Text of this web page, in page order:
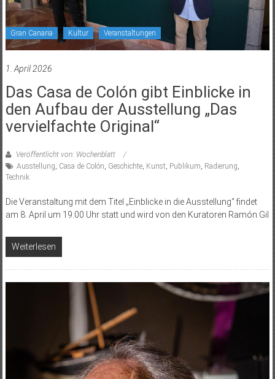
Gran Canaria Kultur Veranstaltungen
1. April 2026
Das Casa de Colón gibt Einblicke in
den Aufbau der Ausstellung „Das
vervielfachte Original“
Veröffentlicht von: Wochenblatt
Ausstellung, Casa de Colón, Geschichte, Kunst, Publikum, Radierung,
Technik
Die Veranstaltung mit dem Titel „Einblicke in die Ausstellung“ findet
am 8. April um 19:00 Uhr statt und wird von den Kuratoren Ramón Gil
Weiterlesen